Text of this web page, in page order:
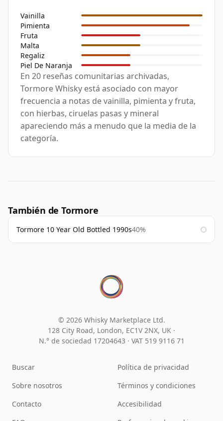
Vainilla
Pimienta
Fruta
Malta
Regaliz
Piel De Naranja
En 20 reseñas comunitarias archivadas,
Tormore Whisky está asociado con mayor
frecuencia a notas de vainilla, pimienta y fruta,
con hierbas, ciruelas pasas y mineral
apareciendo más a menudo que la media de la
categoría.
También de Tormore
Tormore 10 Year Old Bottled 1990s40%
© 2026 Whisky Marketplace Ltd.
128 City Road, London, EC1V 2NX, UK ·
N.° de sociedad 17204643 · VAT 519 9116 71
Buscar
Sobre nosotros
Contacto
Política de privacidad
Términos y condiciones
Accesibilidad